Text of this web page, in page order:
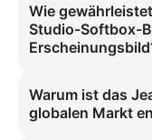
Heel und Jeans-Cuff-
Stand unter Studio-
Kostensenkung bei
Frauen. Dies steigert
Wie
Studio-Softbox-
Studio-Softbox-
gleichmäßige
und Chunky-Heel echt
Warum ist das
globalen Markt